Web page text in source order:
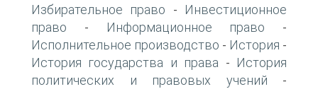
Избирательное право -
Инвестиционное
право - Информационное право -
Исполнительное производство - История -
История государства и права -
История
политических и правовых учений -